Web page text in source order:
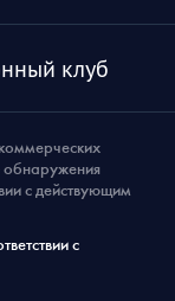
клуб
обнаружения
с действующим
с